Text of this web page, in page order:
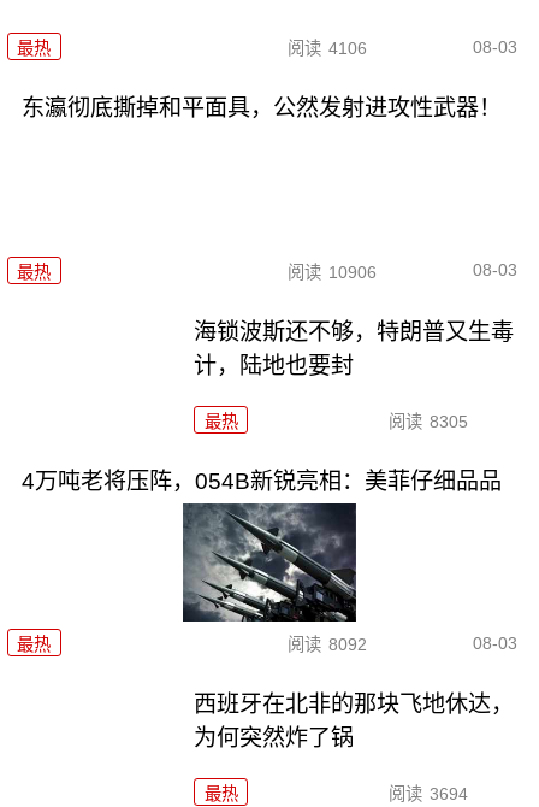
最热 阅读 4106 08-03
东瀛彻底撕掉和平面具，公然发射进攻性武器！
最热 阅读 10906 08-03
海锁波斯还不够，特朗普又生毒
计，陆地也要封
最热 阅读 8305
4万吨老将压阵，054B新锐亮相：美菲仔细品品
最热 阅读 8092 08-03
西班牙在北非的那块飞地休达，
为何突然炸了锅
最热 阅读 3694